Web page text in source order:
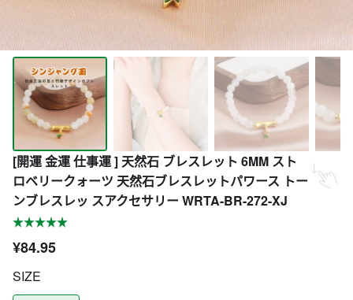
[開運 金運 仕事運 ] 天然石 ブレスレット 6MM スト
ロベリークォーツ 天然石ブレスレットパワース トー
ンブレスレッ スアクセサリー WRTA-BR-272-XJ
¥84.95
SIZE